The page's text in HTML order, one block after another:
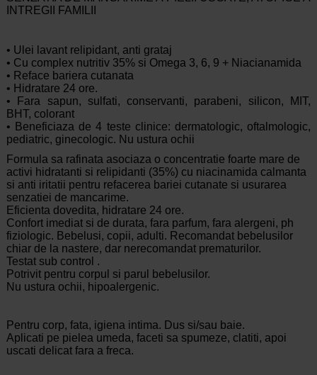
INTREGII FAMILII
• Ulei lavant relipidant, anti grataj
• Cu complex nutritiv 35% si Omega 3, 6, 9 + Niacianamida
• Reface bariera cutanata
• Hidratare 24 ore.
• Fara sapun, sulfati, conservanti, parabeni, silicon, MIT,
BHT, colorant
• Beneficiaza de 4 teste clinice: dermatologic, oftalmologic,
pediatric, ginecologic. Nu ustura ochii
Formula sa rafinata asociaza o concentratie foarte mare de
activi hidratanti si relipidanti (35%) cu niacinamida calmanta
si anti iritatii pentru refacerea bariei cutanate si usurarea
senzatiei de mancarime.
Eficienta dovedita, hidratare 24 ore.
Confort imediat si de durata, fara parfum, fara alergeni, ph
fiziologic. Bebelusi, copii, adulti. Recomandat bebelusilor
chiar de la nastere, dar nerecomandat prematurilor.
Testat sub control .
Potrivit pentru corpul si parul bebelusilor.
Nu ustura ochii, hipoalergenic.
Pentru corp, fata, igiena intima. Dus si/sau baie.
Aplicati pe pielea umeda, faceti sa spumeze, clatiti, apoi
uscati delicat fara a freca.